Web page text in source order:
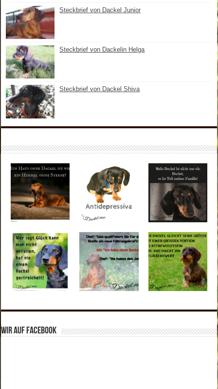
Steckbrief von Dackel Junior
Steckbrief von Dackelin Helga
Steckbrief von Dackel Shiva
Wir auf Facebook